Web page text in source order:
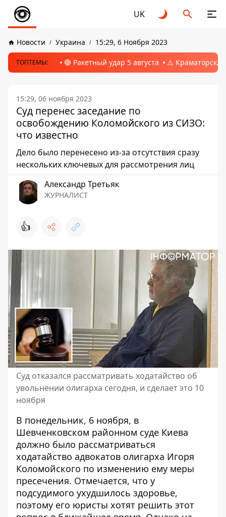
UK
Новости Украина 15:29, 6 Ноября 2023
ТОПТЕМЫ: 🔴 Ракетный удар 5 августа ⚠️ Краматорск,
15:29, 06 ноября 2023
Суд перенес заседание по
освобождению Коломойского из СИЗО:
что известно
Дело было перенесено из-за отсутствия сразу
нескольких ключевых для рассмотрения лиц
Александр Третьяк
ЖУРНАЛИСТ
👍
Суд отказался рассматривать ходатайство об
увольнении олигарха сегодня, и сделает это 10
ноября
В понедельник, 6 ноября, в
Шевченковском районном суде Киева
должно было рассматриваться
ходатайство адвокатов олигарха Игоря
Коломойского по изменению ему меры
пресечения. Отмечается, что у
подсудимого ухудшилось здоровье,
поэтому его юристы хотят решить этот